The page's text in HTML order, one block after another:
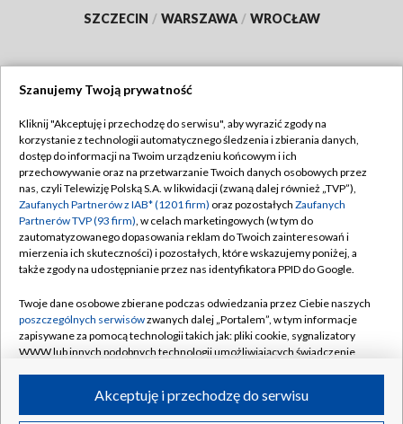
SZCZECIN / WARSZAWA / WROCŁAW
TVP
Abonament TVP
Emisja w TVP
Centrum informacji TVP
Naziemna Telewizja Cyfrowa
Rada Programowa
System NOS
Informacje o nadawcy
Program dla prasy
Regulamin TVP
Polityka prywatności
Moje zgody
Pomoc
Kontakt
Kanały
Szanujemy Twoją prywatność
Kliknij "Akceptuję i przechodzę do serwisu", aby wyrazić zgody na
korzystanie z technologii automatycznego śledzenia i zbierania danych,
dostęp do informacji na Twoim urządzeniu końcowym i ich
przechowywanie oraz na przetwarzanie Twoich danych osobowych przez
nas, czyli Telewizję Polską S.A. w likwidacji (zwaną dalej również „TVP”),
Zaufanych Partnerów z IAB* (1201 firm) oraz pozostałych Zaufanych
Partnerów TVP (93 firm), w celach marketingowych (w tym do
zautomatyzowanego dopasowania reklam do Twoich zainteresowań i
mierzenia ich skuteczności) i pozostałych, które wskazujemy poniżej, a
także zgody na udostępnianie przez nas identyfikatora PPID do Google.
Twoje dane osobowe zbierane podczas odwiedzania przez Ciebie naszych
poszczególnych serwisówzwanych dalej „Portalem”, w tym informacje
zapisywane za pomocą technologii takich jak: pliki cookie, sygnalizatory
WWW lub innych podobnych technologii umożliwiających świadczenie
ruchu w Internecie.Akceptuję i przechodzę do serwisu